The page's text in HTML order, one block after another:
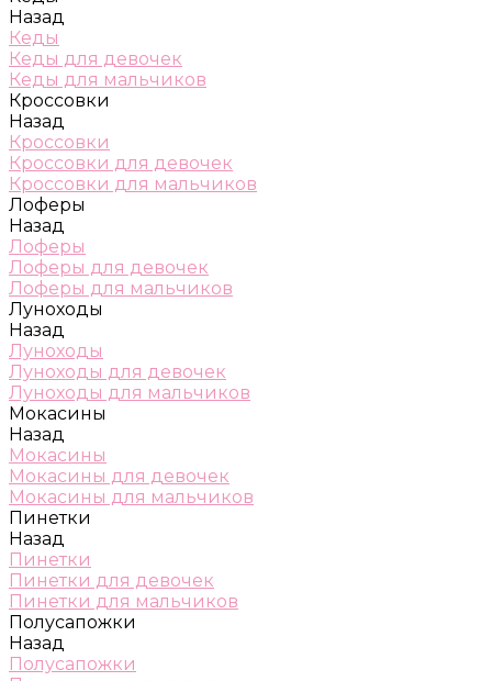
Назад
Кеды
Кеды для девочек
Кеды для мальчиков
Кроссовки
Назад
Кроссовки
Кроссовки для девочек
Кроссовки для мальчиков
Лоферы
Назад
Лоферы
Лоферы для девочек
Лоферы для мальчиков
Луноходы
Назад
Луноходы
Луноходы для девочек
Луноходы для мальчиков
Мокасины
Назад
Мокасины
Мокасины для девочек
Мокасины для мальчиков
Пинетки
Назад
Пинетки
Пинетки для девочек
Пинетки для мальчиков
Полусапожки
Назад
Полусапожки